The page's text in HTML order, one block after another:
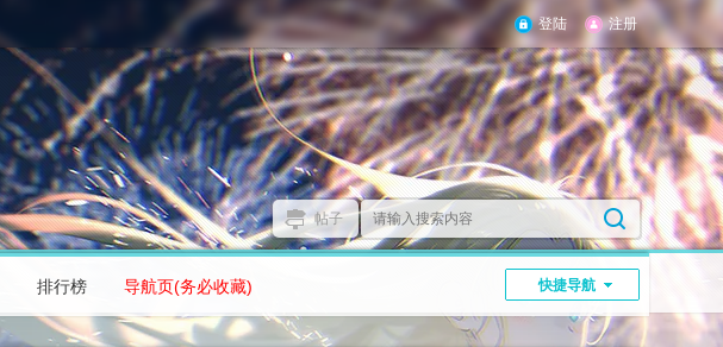
登陆 注册
帖子
快捷导航
排行榜 导航页(务必收藏)